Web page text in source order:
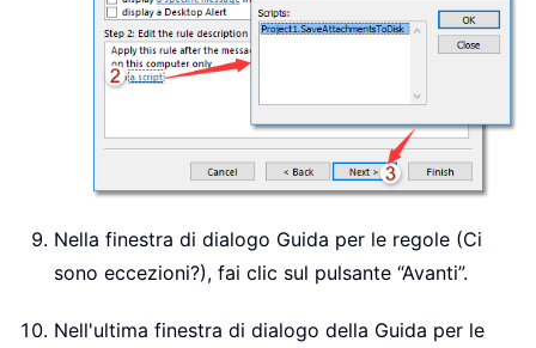
Nella finestra di dialogo Guida per le regole (Ci
sono eccezioni?), fai clic sul pulsante “Avanti”.
Nell'ultima finestra di dialogo della Guida per le